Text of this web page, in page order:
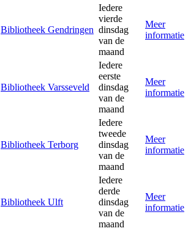
Bibliotheek Gendringen
Iedere
vierde
dinsdag
van de
maand
Meer
informatie
Bibliotheek Varsseveld
Iedere
eerste
dinsdag
van de
maand
Meer
informatie
Bibliotheek Terborg
Iedere
tweede
dinsdag
van de
maand
Meer
informatie
Bibliotheek Ulft
Iedere
derde
dinsdag
van de
maand
Meer
informatie